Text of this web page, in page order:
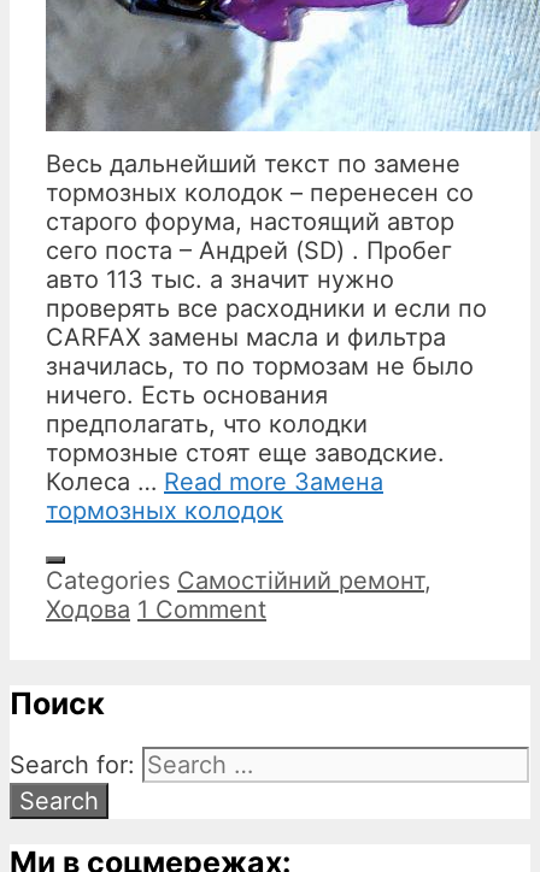
Весь дальнейший текст по замене
тормозных колодок – перенесен со
старого форума, настоящий автор
сего поста – Андрей (SD) . Пробег
авто 113 тыс. а значит нужно
проверять все расходники и если по
CARFAX замены масла и фильтра
значилась, то по тормозам не было
ничего. Есть основания
предполагать, что колодки
тормозные стоят еще заводские.
Колеса … Read more Замена
тормозных колодок
Categories Самостійний ремонт,
Ходова 1 Comment
Поиск
Search for:
Ми в соцмережах: